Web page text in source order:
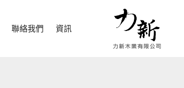
聯絡我們 資訊